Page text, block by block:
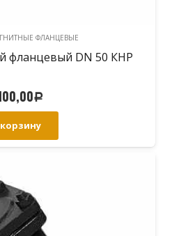
ФЛАНЦЕВЫЕ
фланцевый DN 50 КНР
Р